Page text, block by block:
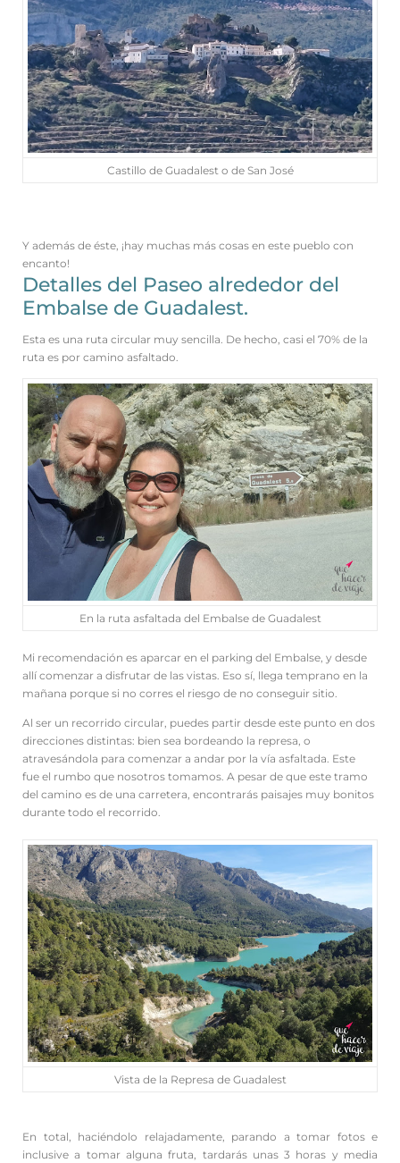
Castillo de Guadalest o de San José
Y además de éste, ¡hay muchas más cosas en este pueblo con
encanto!
Detalles del Paseo alrededor del
Embalse de Guadalest.
Esta es una ruta circular muy sencilla. De hecho, casi el 70% de la
ruta es por camino asfaltado.
En la ruta asfaltada del Embalse de Guadalest
Mi recomendación es aparcar en el parking del Embalse, y desde
allí comenzar a disfrutar de las vistas. Eso sí, llega temprano en la
mañana porque si no corres el riesgo de no conseguir sitio.
Al ser un recorrido circular, puedes partir desde este punto en dos
direcciones distintas: bien sea bordeando la represa, o
atravesándola para comenzar a andar por la vía asfaltada. Este
fue el rumbo que nosotros tomamos. A pesar de que este tramo
del camino es de una carretera, encontrarás paisajes muy bonitos
durante todo el recorrido.
Vista de la Represa de Guadalest
En total, haciéndolo relajadamente, parando a tomar fotos e
inclusive a tomar alguna fruta, tardarás unas 3 horas y media